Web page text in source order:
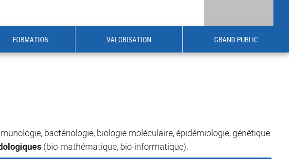
FORMATION VALORISATION GRAND PUBLIC
bactériologie, biologie moléculaire, épidémiologie, génétique
(bio-mathématique, bio-informatique).